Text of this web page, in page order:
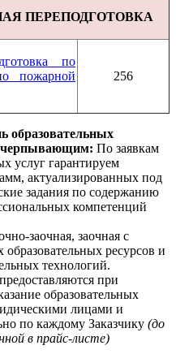
ПЕРЕПОДГОТОВКА
по
пожарной
256
образовательных
По заявкам
услуг гарантируем
актуализированных под
задания по содержанию
компетенций
заочная, заочная с
ресурсов и
технологий.
при
образовательных
лицами и
по каждому Заказчику (до
в прайс-листе)